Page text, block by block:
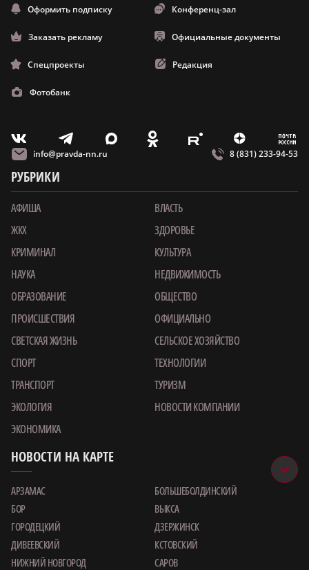
Оформить подписку Конференц-зал
Заказать рекламу Официальные документы
Спецпроекты Редакция
Фотобанк
V T X O E Z m
info@pravda-nn.ru 8 (831) 233-94-53
РУБРИКИ
АФИША
ВЛАСТЬ
ЖКХ
ЗДОРОВЬЕ
КРИМИНАЛ
КУЛЬТУРА
НАУКА
НЕДВИЖИМОСТЬ
ОБРАЗОВАНИЕ
ОБЩЕСТВО
ПРОИСШЕСТВИЯ
ОФИЦИАЛЬНО
СВЕТСКАЯ ЖИЗНЬ
СЕЛЬСКОЕ ХОЗЯЙСТВО
СПОРТ
ТЕХНОЛОГИИ
ТРАНСПОРТ
ТУРИЗМ
ЭКОЛОГИЯ
НОВОСТИ КОМПАНИИ
ЭКОНОМИКА
НОВОСТИ НА КАРТЕ
АРЗАМАС
БОЛЬШЕБОЛДИНСКИЙ
БОР
ВЫКСА
ГОРОДЕЦКИЙ
ДЗЕРЖИНСК
ДИВЕЕВСКИЙ
КСТОВСКИЙ
НИЖНИЙ НОВГОРОД
САРОВ